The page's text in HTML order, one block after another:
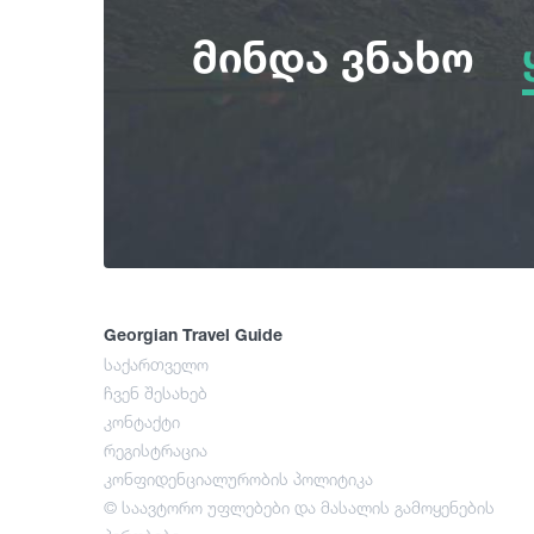
მინდა ვნახო
Georgian Travel Guide
საქართველო
ჩვენ შესახებ
კონტაქტი
რეგისტრაცია
კონფიდენციალურობის პოლიტიკა
© საავტორო უფლებები და მასალის გამოყენების